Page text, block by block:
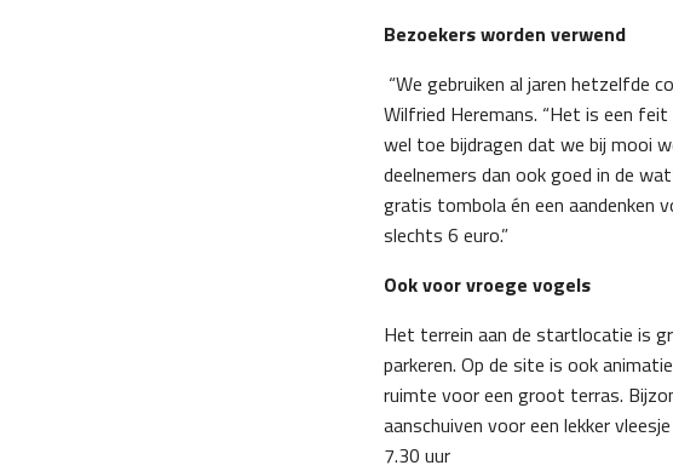
Bezoekers worden verwend
“We gebruiken al jaren hetzelfde
Wilfried Heremans. “Het is een
wel toe bijdragen dat we bij mooi
deelnemers dan ook goed in de
gratis tombola én een aandenken
slechts 6 euro.”
Ook voor vroege vogels
Het terrein aan de startlocatie is
parkeren. Op de site is ook
ruimte voor een groot terras.
aanschuiven voor een lekker
7.30 uur